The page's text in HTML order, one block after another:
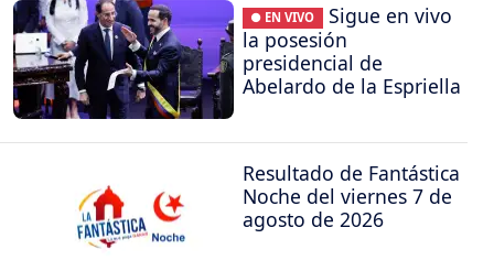
● EN VIVO
Sigue en vivo
la posesión
presidencial de
Abelardo de la Espriella
Resultado de Fantástica
Noche del viernes 7 de
agosto de 2026